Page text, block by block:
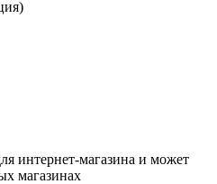
интернет-магазина и может
магазинах